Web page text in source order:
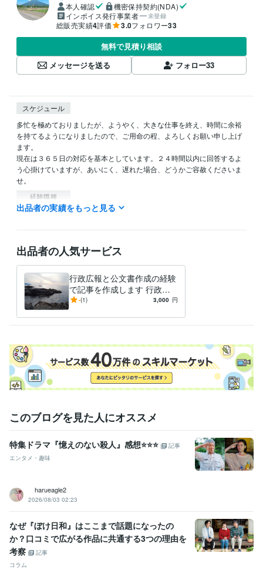
本人確認
機密保持契約(NDA)
インボイス発行事業者
未登録
総販売実績4評価 3.0フォロワー33
無料で見積り相談
メッセージを送る
フォロー33
スケジュール
多忙を極めておりましたが、ようやく、大きな仕事を終え、時間に余裕
を持てるようになりましたので、ご用命の程、よろしくお願い申し上げ
ます。
現在は３６５日の対応を基本としています。２４時間以内に回答するよ
う心掛けていますが、あいにく、遅れた場合、どうかご容赦くださいま
せ。
経験職種
クリエイター / ライター・編集 経験年数 : 3年
管理 / 総務 経験年数 : 14年
事務・ビジネスサポート / 事務（一般事務）
ライフスタイル・その他 / 公務員
職歴
オフィス・イコアン 2021年6月 ~ 現在
ビジネス・クリエイティブツール
Excel:25年Google スプレッドシート:3年Word:25年
文章の校正:25年
得意分野
ライティング・翻訳 文章作成と校正。通知文や手紙の校正など。
出品者の実績をもっと見る
出品者の人気サービス
行政広報と公文書作成の経験
で記事を作成します 行政広
報と公文書作成の経験で記事
-(1) 3,000 円
このブログを見た人にオススメ
特集ドラマ『憶えのない殺人』感想⭐️⭐️⭐️
記事
エンタメ・趣味
harueagle2
2026/08/03 02:23
なぜ『ぼけ日和』はここまで話題になったの
か？口コミで広がる作品に共通する3つの理由を
考察
記事
コラム